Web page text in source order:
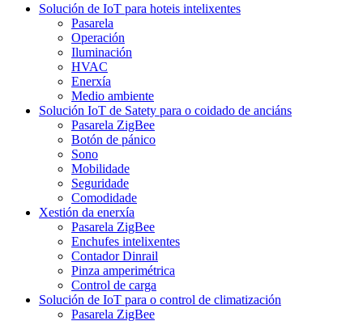
Solución de IoT para hoteis intelixentes
Pasarela
Operación
Iluminación
HVAC
Enerxía
Medio ambiente
Solución IoT de Satety para o coidado de anciáns
Pasarela ZigBee
Botón de pánico
Sono
Mobilidade
Seguridade
Comodidade
Xestión da enerxía
Pasarela ZigBee
Enchufes intelixentes
Contador Dinrail
Pinza amperimétrica
Control de carga
Solución de IoT para o control de climatización
Pasarela ZigBee